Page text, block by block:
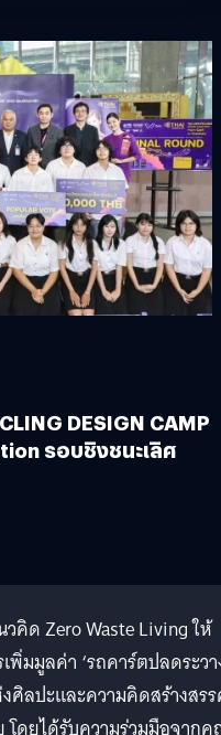
DESIGN CAMP
รอบชิงชนะเลิศ
คิด Zero Waste Living ให้
พิ่มมูลค่า ‘รถคาร์ตปลดระวา
ลปะและความคิดสร้างสร